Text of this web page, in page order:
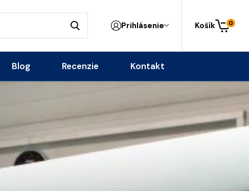
Prihlásenie Košík 0
Blog Recenzie Kontakt